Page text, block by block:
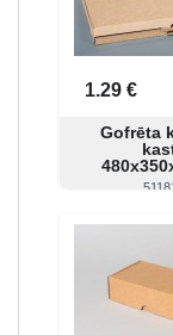
1.29 €
Gofrēta
Skatīt